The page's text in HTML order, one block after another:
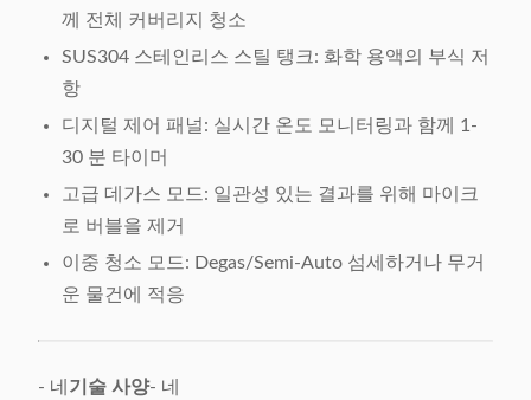
께 전체 커버리지 청소
SUS304 스테인리스 스틸 탱크: 화학 용액의 부식 저
항
디지털 제어 패널: 실시간 온도 모니터링과 함께 1-
30 분 타이머
고급 데가스 모드: 일관성 있는 결과를 위해 마이크
로 버블을 제거
이중 청소 모드: Degas/Semi-Auto 섬세하거나 무거
운 물건에 적응
- 네 기술 사양- 네